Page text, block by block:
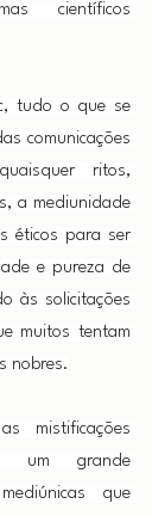
científicos
tudo o que se
comunicações
ritos,
a mediunidade
éticos para ser
e pureza de
às solicitações
muitos tentam
nobres.
um grande
que